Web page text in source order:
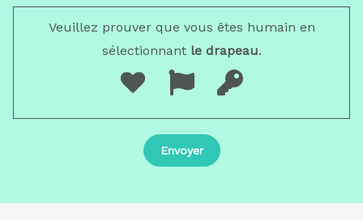
Veuillez prouver que vous êtes humain en
sélectionnantle drapeau.